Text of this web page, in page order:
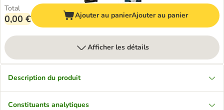
Total
0,00 € Ajouter au panierAjouter au panier
Afficher les détails
Description du produit
Constituants analytiques